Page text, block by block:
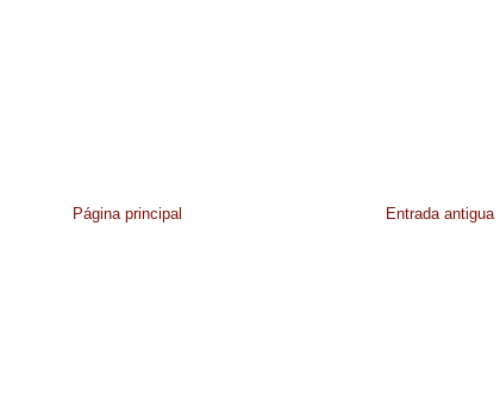
Entrada antigua
Página principal